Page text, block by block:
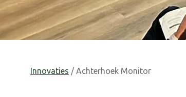
Innovaties / Achterhoek Monitor